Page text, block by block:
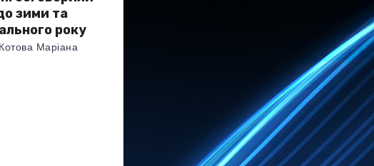
зими та
року
Котова Маріана